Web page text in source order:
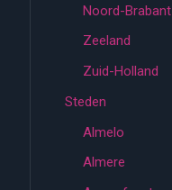
Noord-Brabant
Zeeland
Zuid-Holland
Steden
Almelo
Almere